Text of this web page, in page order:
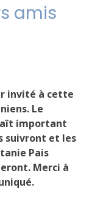
amis
invité à cette
Le
important
suivront et les
Pais
Merci à